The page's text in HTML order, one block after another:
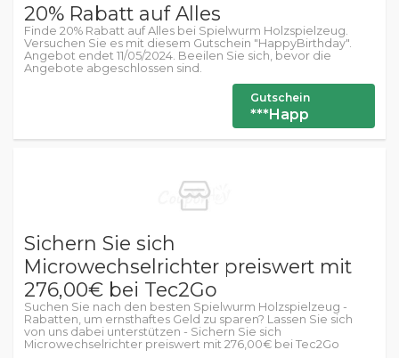
20% Rabatt auf Alles
Finde 20% Rabatt auf Alles bei Spielwurm Holzspielzeug.
Versuchen Sie es mit diesem Gutschein "HappyBirthday".
Angebot endet 11/05/2024. Beeilen Sie sich, bevor die
Angebote abgeschlossen sind.
Gutschein
***Happ
Sichern Sie sich
Microwechselrichter preiswert mit
276,00€ bei Tec2Go
Suchen Sie nach den besten Spielwurm Holzspielzeug -
Rabatten, um ernsthaftes Geld zu sparen? Lassen Sie sich
von uns dabei unterstützen - Sichern Sie sich
Microwechselrichter preiswert mit 276,00€ bei Tec2Go